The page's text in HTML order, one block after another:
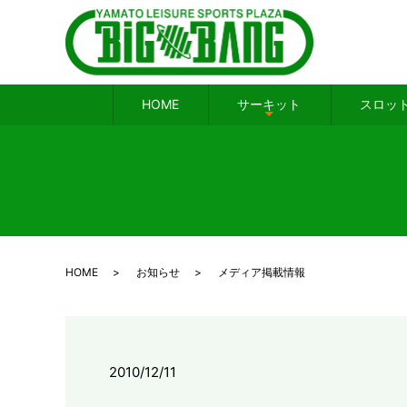
HOME サーキット スロッ
HOME お知らせ メディア掲載情報
2010/12/11